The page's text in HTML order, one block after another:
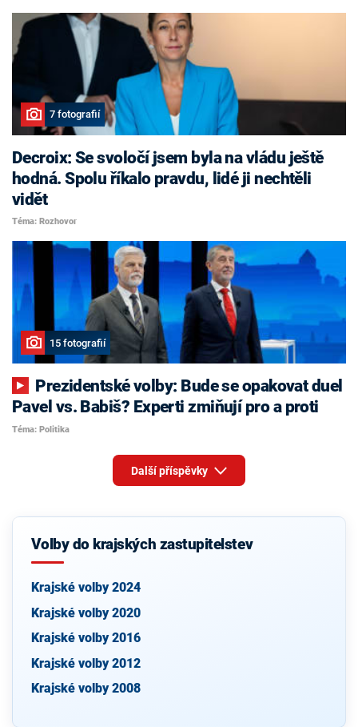
7 fotografií
Decroix: Se svoločí jsem byla na vládu ještě
hodná. Spolu říkalo pravdu, lidé ji nechtěli
vidět
Téma: Rozhovor
15 fotografií
Pavel vs. Babiš? Experti zmiňují pro a proti
Téma: Politika
Další příspěvky
Volby do krajských zastupitelstev
Krajské volby 2024
Krajské volby 2020
Krajské volby 2016
Krajské volby 2012
Krajské volby 2008